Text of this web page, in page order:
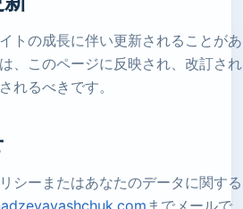
トの成長に伴い更新されることがあ
、このページに反映され、改訂され
れるべきです。
シーまたはあなたのデータに関する
までメールで